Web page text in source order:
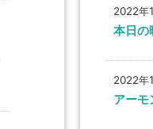
2022年
本日の
2022年
アーモ